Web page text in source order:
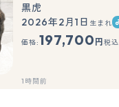
黒虎
2026年2月1日 生まれ
価格:197,700 円 税込
1時間前